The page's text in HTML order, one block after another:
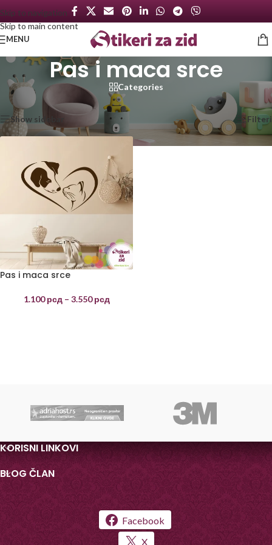
Skip to navigation
Skip to main content
MENU
Pas i maca srce
Categories
Početna
Proizvod označen „Pas i maca srce“ Prikazan jedan rezultat
Show sidebar Filteri
Pas i maca srce
1.100рсд – 3.550рсд
KORISNI LINKOVI
BLOG ČLAN
Facebook
X